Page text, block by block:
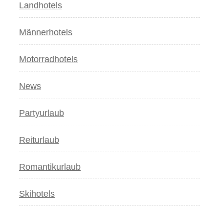
Landhotels
Männerhotels
Motorradhotels
News
Partyurlaub
Reiturlaub
Romantikurlaub
Skihotels